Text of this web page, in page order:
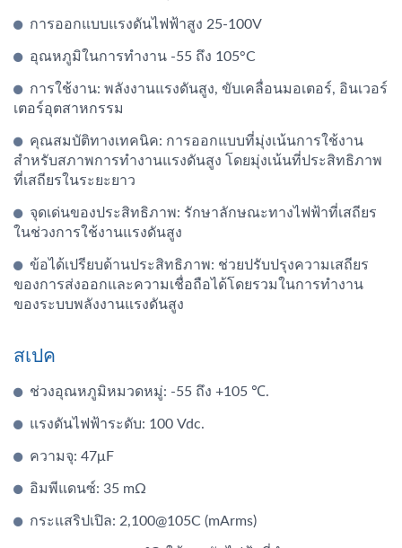
การออกแบบแรงดันไฟฟ้าสูง 25-100V
อุณหภูมิในการทำงาน -55 ถึง 105°C
การใช้งาน: พลังงานแรงดันสูง, ขับเคลื่อนมอเตอร์, อินเวอร์
เตอร์อุตสาหกรรม
คุณสมบัติทางเทคนิค: การออกแบบที่มุ่งเน้นการใช้งาน
สำหรับสภาพการทำงานแรงดันสูง โดยมุ่งเน้นที่ประสิทธิภาพ
ที่เสถียรในระยะยาว
จุดเด่นของประสิทธิภาพ: รักษาลักษณะทางไฟฟ้าที่เสถียร
ในช่วงการใช้งานแรงดันสูง
ข้อได้เปรียบด้านประสิทธิภาพ: ช่วยปรับปรุงความเสถียร
ของการส่งออกและความเชื่อถือได้โดยรวมในการทำงาน
ของระบบพลังงานแรงดันสูง
สเปค
ช่วงอุณหภูมิหมวดหมู่: -55 ถึง +105 ℃.
แรงดันไฟฟ้าระดับ: 100 Vdc.
ความจุ: 47μF
อิมพีแดนซ์: 35 mΩ
กระแสริปเปิล: 2,100@105C (mArms)